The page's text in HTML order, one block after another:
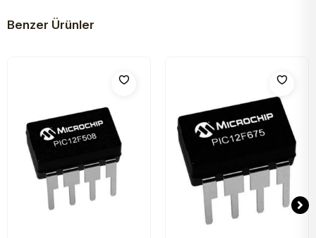
Benzer Ürünler